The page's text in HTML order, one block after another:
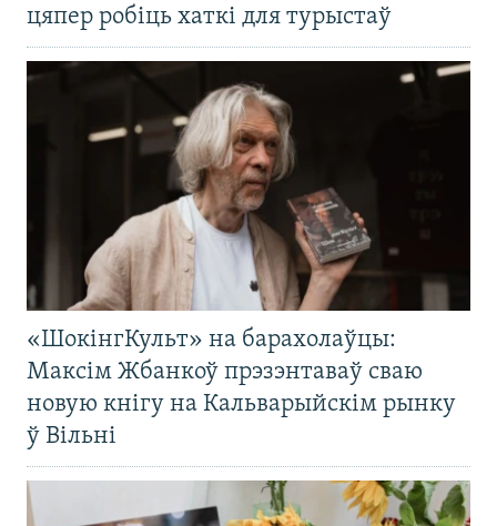
цяпер робіць хаткі для турыстаў
«ШокінгКульт» на барахолаўцы:
Максім Жбанкоў прэзэнтаваў сваю
новую кнігу на Кальварыйскім рынку
ў Вільні